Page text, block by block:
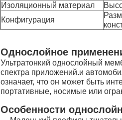
Изоляционный материал
Конфигурация
Однослойное
Ультратонкий однослойный
спектра приложений.и
означает, что он может быть
портативные, носимые или
Особенности